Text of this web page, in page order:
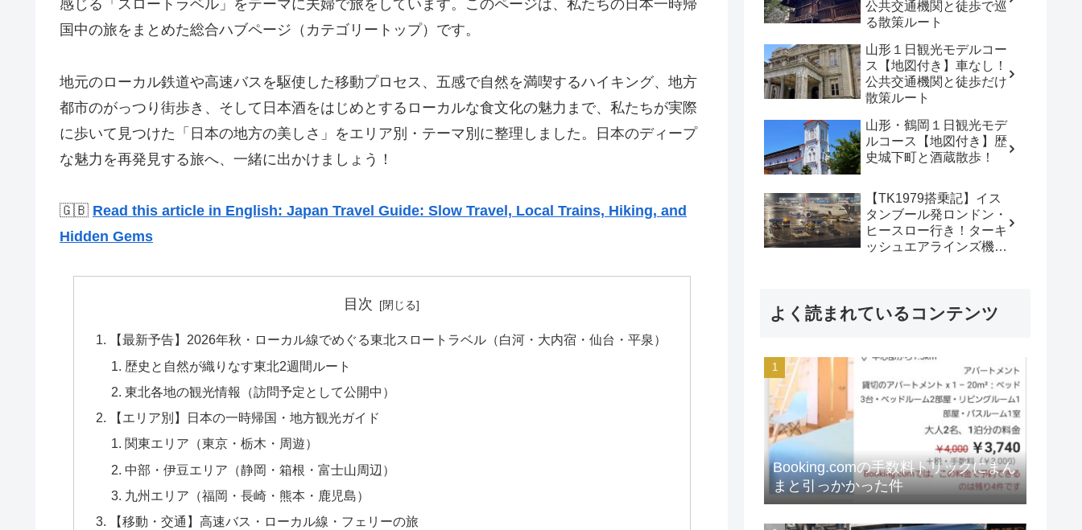
感じる「スロートラベル」をテーマに夫婦で旅をしています。このページは、私たちの日本一時帰
国中の旅をまとめた総合ハブページ（カテゴリートップ）です。
地元のローカル鉄道や高速バスを駆使した移動プロセス、五感で自然を満喫するハイキング、地方
都市のがっつり街歩き、そして日本酒をはじめとするローカルな食文化の魅力まで、私たちが実際
に歩いて見つけた「日本の地方の美しさ」をエリア別・テーマ別に整理しました。日本のディープ
な魅力を再発見する旅へ、一緒に出かけましょう！
🇬🇧 Read this article in English: Japan Travel Guide: Slow Travel, Local Trains, Hiking, and
Hidden Gems
目次
【最新予告】2026年秋・ローカル線でめぐる東北スロートラベル（白河・大内宿・仙台・平泉）
歴史と自然が織りなす東北2週間ルート
東北各地の観光情報（訪問予定として公開中）
【エリア別】日本の一時帰国・地方観光ガイド
関東エリア（東京・栃木・周遊）
中部・伊豆エリア（静岡・箱根・富士山周辺）
九州エリア（福岡・長崎・熊本・鹿児島）
【移動・交通】高速バス・ローカル線・フェリーの旅
公共交通機関と徒歩で巡
る散策ルート
山形１日観光モデルコー
ス【地図付き】車なし！
公共交通機関と徒歩だけ
散策ルート
山形・鶴岡１日観光モデ
ルコース【地図付き】歴
史城下町と酒蔵散歩！
【TK1979搭乗記】イス
タンブール発ロンドン・
ヒースロー行き！ターキ
ッシュエアラインズ機内
よく読まれているコンテンツ
Booking.comの手数料トリックにまん
まと引っかかった件